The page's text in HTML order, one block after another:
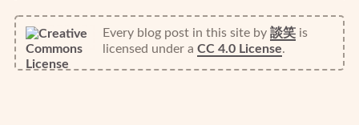
Every blog post in this siteby 談笑is
licensed under a CC 4.0 License.